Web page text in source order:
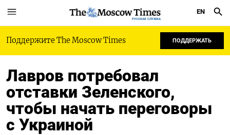
РУССКАЯ СЛУЖБА
EN
Поддержите The Moscow Times ПОДДЕРЖАТЬ
Лавров потребовал
отставки Зеленского,
чтобы начать переговоры
с Украиной